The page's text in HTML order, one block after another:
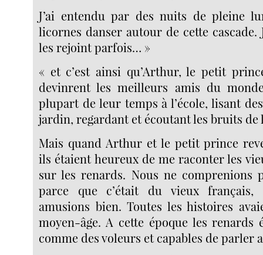
J’ai entendu par des nuits de pleine
licornes danser autour de cette cascade.
les rejoint parfois… »
« et c’est ainsi qu’Arthur, le petit
devinrent les meilleurs amis du
plupart de leur temps à l’école, lisant
jardin, regardant et écoutant les bruits de
Mais quand Arthur et le petit prince
ils étaient heureux de me raconter les
sur les renards. Nous ne comprenions
parce que c’était du vieux français,
amusions bien. Toutes les histoires
moyen-âge. A cette époque les renards
comme des voleurs et capables de parler